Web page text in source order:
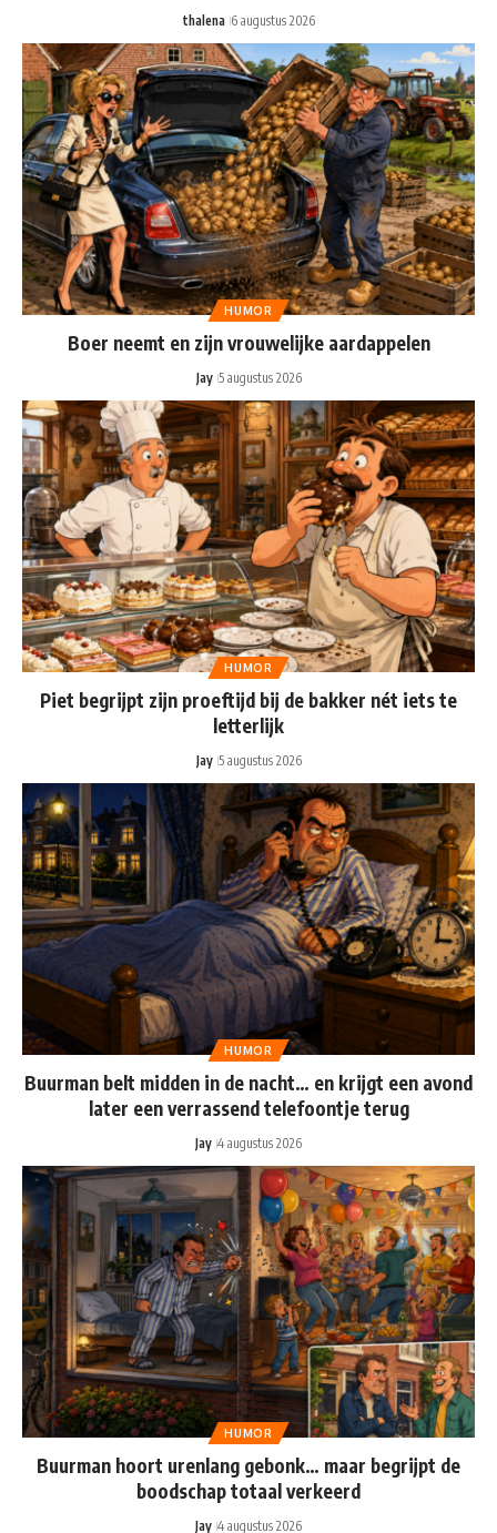
thalena 6 augustus 2026
HUMOR
Boer neemt en zijn vrouwelijke aardappelen
Jay 5 augustus 2026
HUMOR
Piet begrijpt zijn proeftijd bij de bakker nét iets te
letterlijk
Jay 5 augustus 2026
HUMOR
Buurman belt midden in de nacht… en krijgt een avond
later een verrassend telefoontje terug
Jay 4 augustus 2026
HUMOR
Buurman hoort urenlang gebonk… maar begrijpt de
boodschap totaal verkeerd
Jay 4 augustus 2026